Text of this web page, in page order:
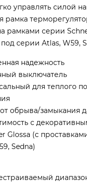
управлять силой
рамка
рамками серии
серии Atlas, W59,
надежность
выключатель
для теплого
обрыва/замыкания
с
Glossa (с
Sedna)